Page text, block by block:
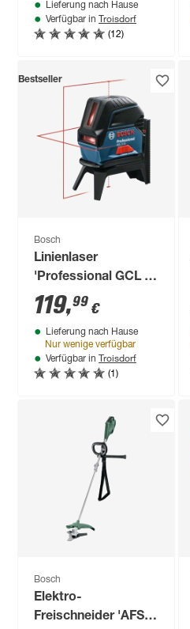
Lieferung nach Hause
Verfügbar in Troisdorf
(12)
Bestseller
Bosch
Linienlaser
'Professional GCL 2-
15'
119,99 €
Lieferung nach Hause
Nur wenige verfügbar
Verfügbar in Troisdorf
(1)
Bosch
Elektro-
Freischneider 'AFS